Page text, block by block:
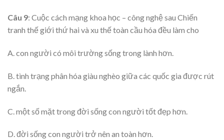
Câu 9: Cuộc cách mạng khoa học – công nghệ sau Chiến
tranh thế giới thứ hai và xu thế toàn cầu hóa đều làm cho
A. con người có môi trường sống trong lành hơn.
B. tình trạng phân hóa giàu nghèo giữa các quốc gia được rút
ngắn.
C. một số mặt trong đời sống con người tốt đẹp hơn.
D. đời sống con người trở nên an toàn hơn.